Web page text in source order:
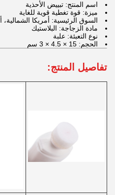
اسم المنتج: تبييض الأحذية
ميزة: قوة تغطية قوية للغاية
السوق الرئيسية: أمريكا الشمالية،
مادة الزجاجة: البلاستيك
نوع التعبئة: علبة
الحجم: 15 × 4.5 × 3 سم
تفاصيل المنتج: